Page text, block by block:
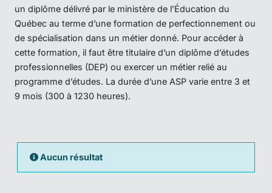
un diplôme délivré par le ministère de l’Éducation du
Québec au terme d’une formation de perfectionnement ou
de spécialisation dans un métier donné. Pour accéder à
cette formation, il faut être titulaire d’un diplôme d’études
professionnelles (DEP) ou exercer un métier relié au
programme d’études. La durée d’une ASP varie entre 3 et
9 mois (300 à 1230 heures).
Aucun résultat